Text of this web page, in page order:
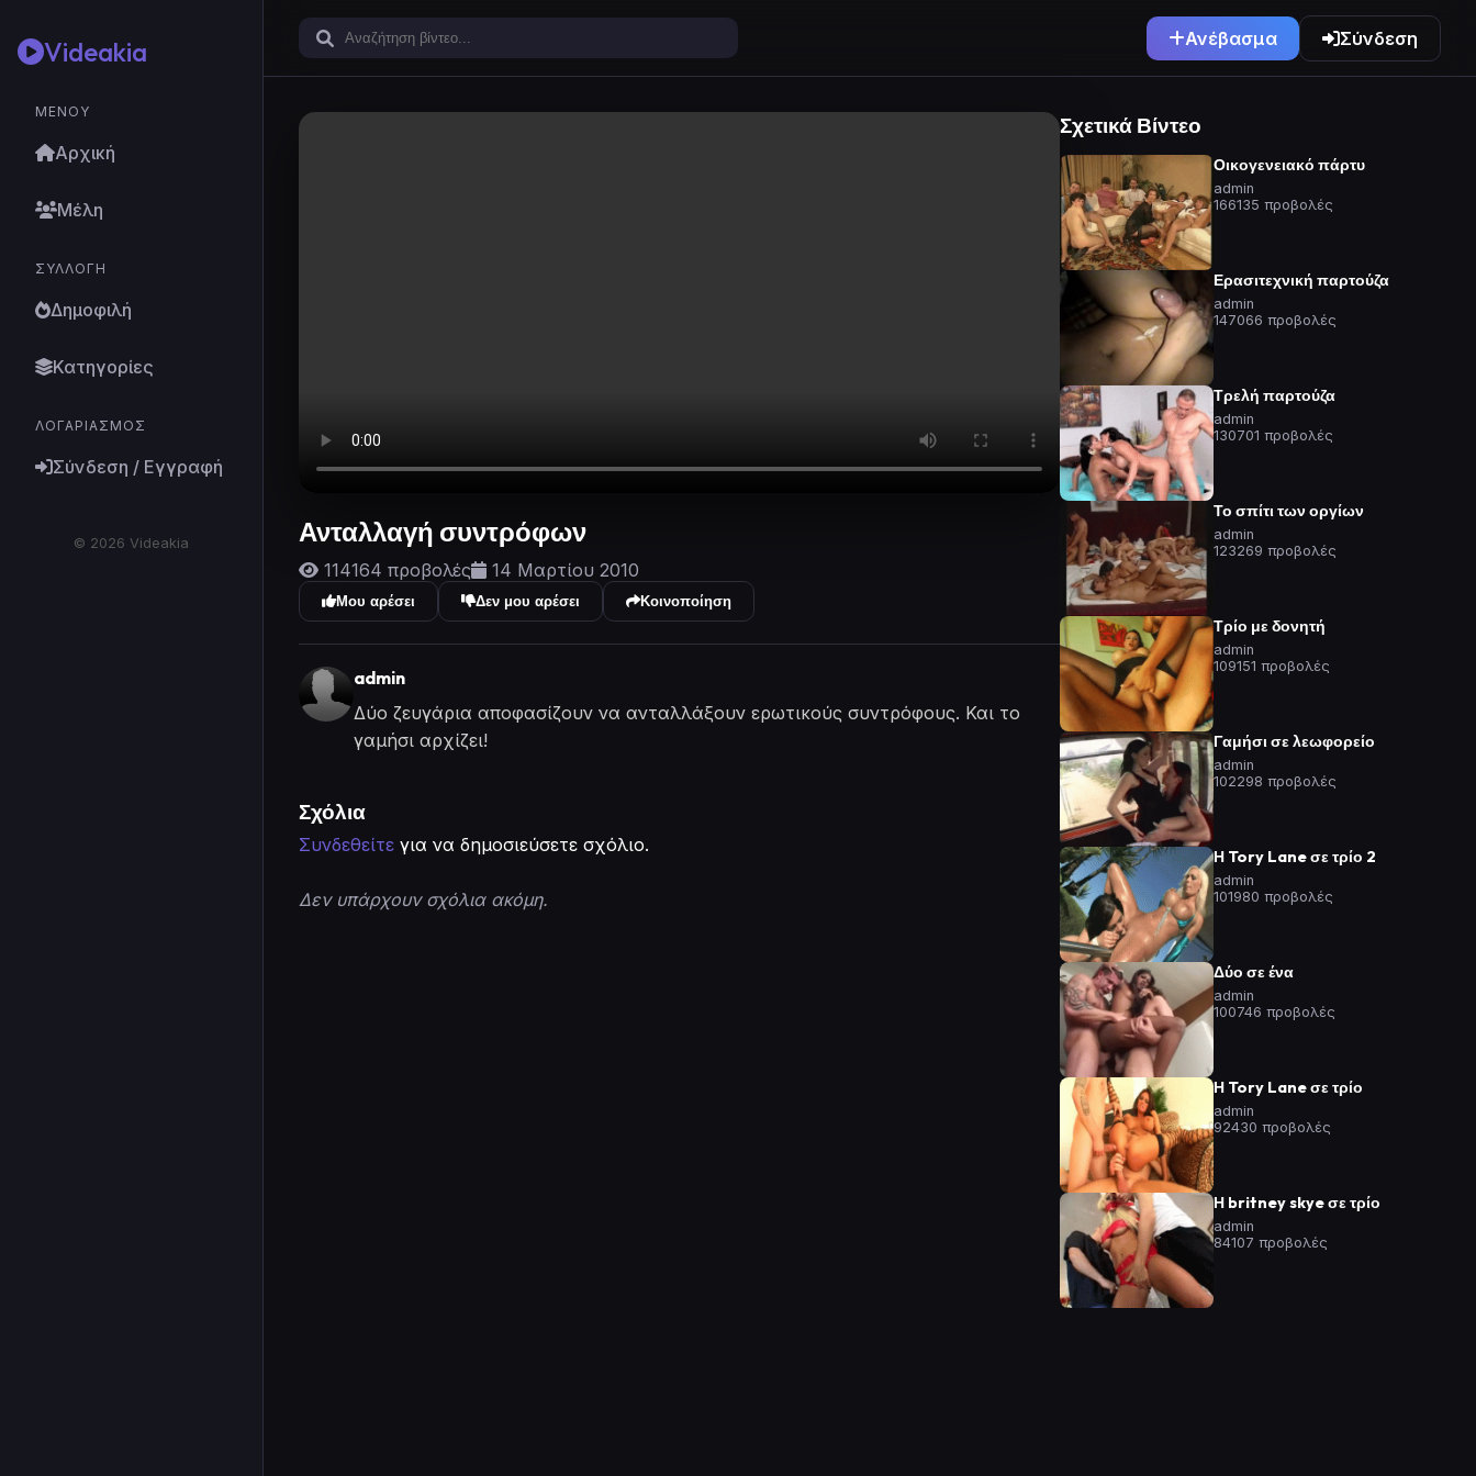
Videakia
ΜΕΝΟΎ
Αρχική
Μέλη
ΣΥΛΛΟΓΉ
Δημοφιλή
Κατηγορίες
ΛΟΓΑΡΙΑΣΜΌΣ
Σύνδεση / Εγγραφή
© 2026 Videakia
Ανέβασμα Σύνδεση
Ανταλλαγή συντρόφων
114164 προβολές 14 Μαρτίου 2010
Μου αρέσει Δεν μου αρέσει Κοινοποίηση
admin
Δύο ζευγάρια αποφασίζουν να ανταλλάξουν ερωτικούς συντρόφους. Και το
γαμήσι αρχίζει!
Σχόλια
Συνδεθείτε για να δημοσιεύσετε σχόλιο.
Δεν υπάρχουν σχόλια ακόμη.
Σχετικά Βίντεο
Οικογενειακό πάρτυ
admin
166135 προβολές
Ερασιτεχνική παρτούζα
admin
147066 προβολές
Τρελή παρτούζα
admin
130701 προβολές
Το σπίτι των οργίων
admin
123269 προβολές
Τρίο με δονητή
admin
109151 προβολές
Γαμήσι σε λεωφορείο
admin
102298 προβολές
Η Tory Lane σε τρίο 2
admin
101980 προβολές
Δύο σε ένα
admin
100746 προβολές
Η Tory Lane σε τρίο
admin
92430 προβολές
Η britney skye σε τρίο
admin
84107 προβολές